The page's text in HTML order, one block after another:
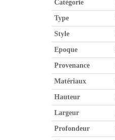
Catégorie
Type
Style
Epoque
Provenance
Matériaux
Hauteur
Largeur
Profondeur